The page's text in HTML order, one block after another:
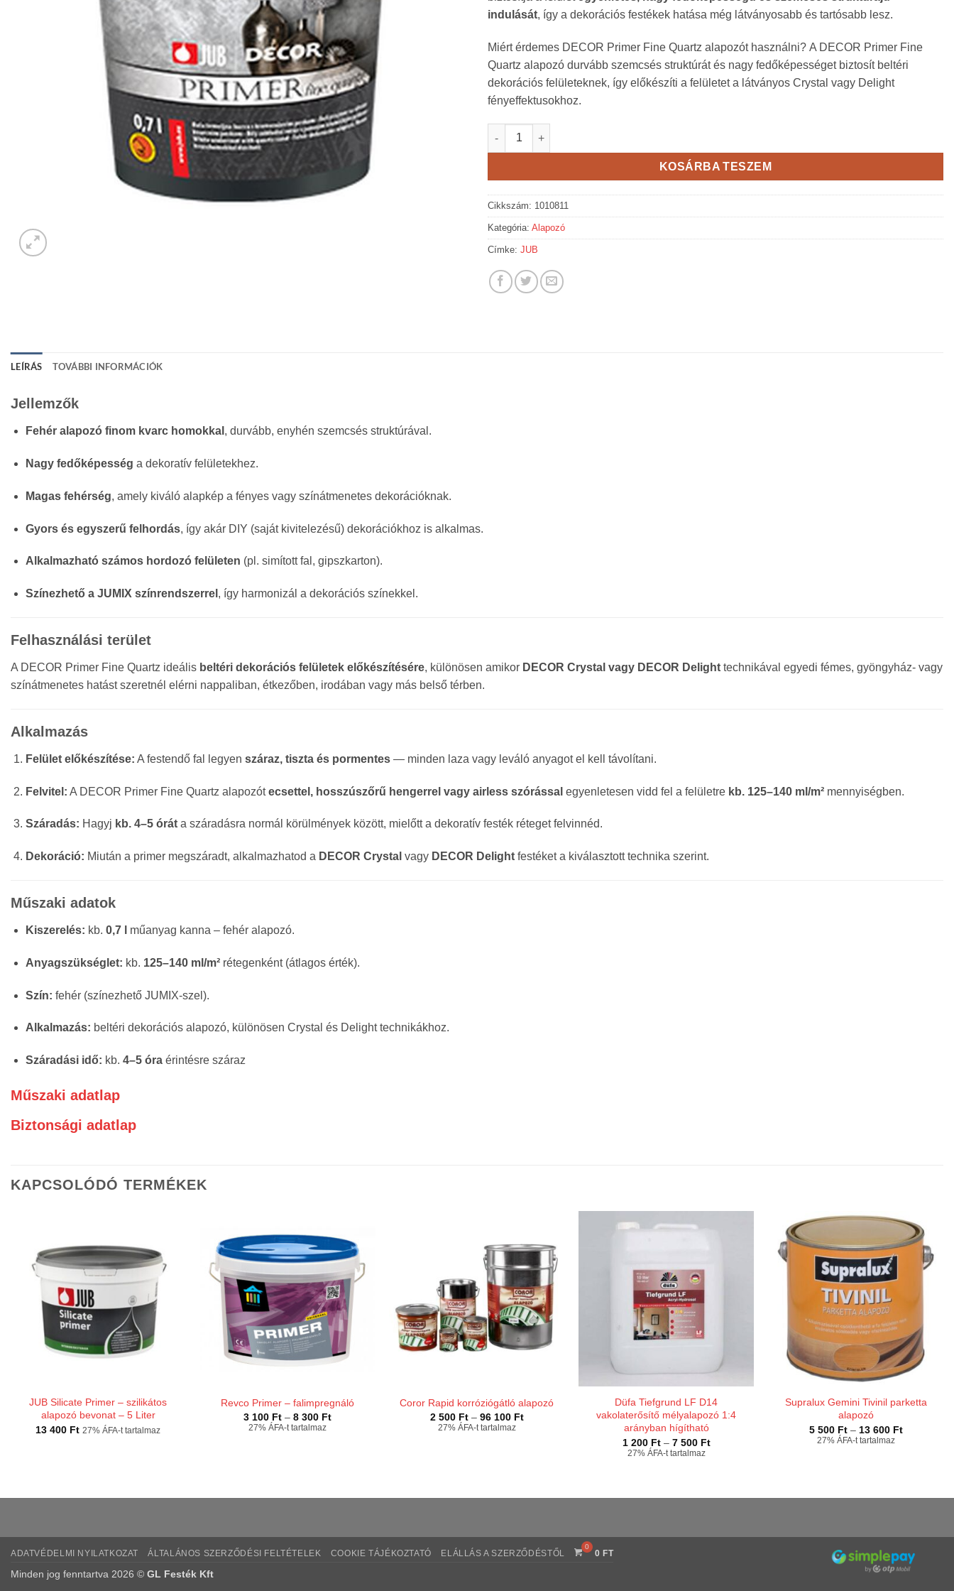
indulását, így a dekorációs festékek hatása még látványosabb és tartósabb lesz.
Miért érdemes DECOR Primer Fine Quartz alapozót használni? A DECOR Primer Fine
Quartz alapozó durvább szemcsés struktúrát és nagy fedőképességet biztosít beltéri
dekorációs felületeknek, így előkészíti a felületet a látványos Crystal vagy Delight
fényeffektusokhoz.
JUB Decor Primer fine quartz - fehér alapozó finom kvarc homokkal mennyiség
KOSÁRBA TESZEM
Cikkszám: 1010811
Kategória: Alapozó
Címke: JUB
LEÍRÁS TOVÁBBI INFORMÁCIÓK
Jellemzők
Fehér alapozó finom kvarc homokkal , durvább, enyhén szemcsés struktúrával.
Nagy fedőképesség a dekoratív felületekhez.
Magas fehérség, amely kiváló alapkép a fényes vagy színátmenetes dekorációknak.
Gyors és egyszerű felhordás, így akár DIY (saját kivitelezésű) dekorációkhoz is alkalmas.
Alkalmazható számos hordozó felületen (pl. simított fal, gipszkarton).
Színezhető a JUMIX színrendszerrel , így harmonizál a dekorációs színekkel.
Felhasználási terület
A DECOR Primer Fine Quartz ideális beltéri dekorációs felületek előkészítésére, különösen amikor DECOR Crystal vagy DECOR Delight technikával egyedi fémes, gyöngyház- vagy
színátmenetes hatást szeretnél elérni nappaliban, étkezőben, irodában vagy más belső térben.
Alkalmazás
Felület előkészítése: A festendő fal legyen száraz, tiszta és pormentes— minden laza vagy leváló anyagot el kell távolítani.
Felvitel: A DECOR Primer Fine Quartz alapozótecsettel, hosszúszőrű hengerrel vagy airless szórással egyenletesen vidd fel a felületre kb. 125–140 ml/m²mennyiségben.
Száradás: Hagyj kb. 4–5 óráta száradásra normál körülmények között, mielőtt a dekoratív festék réteget felvinnéd.
Dekoráció: Miután a primer megszáradt, alkalmazhatod a DECOR Crystal vagy DECOR Delightfestéket a kiválasztott technika szerint.
Műszaki adatok
Kiszerelés: kb. 0,7 l műanyag kanna – fehér alapozó.
Anyagszükséglet: kb. 125–140 ml/m²rétegenként (átlagos érték).
Szín: fehér (színezhető JUMIX-szel).
Alkalmazás: beltéri dekorációs alapozó, különösen Crystal és Delight technikákhoz.
Száradási idő: kb. 4–5 óraérintésre száraz
Műszaki adatlap
Biztonsági adatlap
KAPCSOLÓDÓ TERMÉKEK
JUB Silicate Primer – szilikátos
alapozó bevonat – 5 Liter
13 400 Ft 27% ÁFA-t tartalmaz
Revco Primer – falimpregnáló
3 100 Ft – 8 300 FtÁrtartomány:
27% ÁFA-t tartalmaz
Coror Rapid korróziógátló alapozó
2 500 Ft – 96 100 FtÁrtartomány:
27% ÁFA-t tartalmaz
Düfa Tiefgrund LF D14
vakolaterősítő mélyalapozó 1:4
arányban hígítható
1 200 Ft – 7 500 FtÁrtartomány:
27% ÁFA-t tartalmaz
Supralux Gemini Tivinil parketta
alapozó
5 500 Ft – 13 600 Ft
27% ÁFA-t tartalmaz
ADATVÉDELMI NYILATKOZAT ÁLTALÁNOS SZERZŐDÉSI FELTÉTELEK COOKIE TÁJÉKOZTATÓ ELÁLLÁS A SZERZŐDÉSTŐL 0 FT
Minden jog fenntartva 2026 © GL Festék Kft